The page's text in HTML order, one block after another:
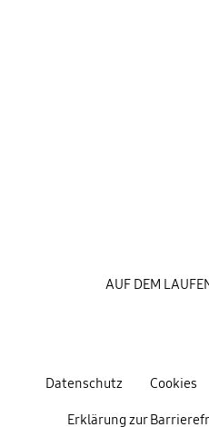
Datenschutz Cookies
Erklärung zur
AUF DEM